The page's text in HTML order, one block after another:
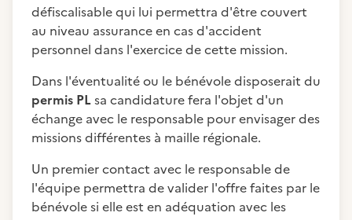
défiscalisable qui lui permettra d'être couvert
au niveau assurance en cas d'accident
personnel dans l'exercice de cette mission.
Dans l'éventualité ou le bénévole disposerait du
permis PLsa candidature fera l'objet d'un
échange avec le responsable pour envisager des
missions différentes à maille régionale.
Un premier contact avec le responsable de
l'équipe permettra de valider l'offre faites par le
bénévole si elle est en adéquation avec les